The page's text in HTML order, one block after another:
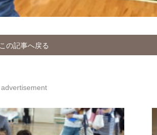
この記事へ戻る
advertisement